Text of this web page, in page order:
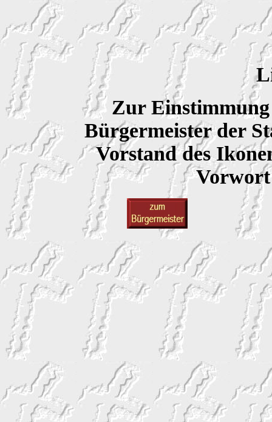
Zur Einstimmung
Bürgermeister der
Vorstand des
Vorwort